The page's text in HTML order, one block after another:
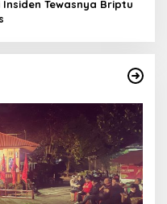
Tewasnya Briptu